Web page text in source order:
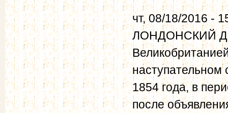
чт, 08/18/2016 -
ЛОНДОНСКИЙ
наступательном
1854 года, в
после